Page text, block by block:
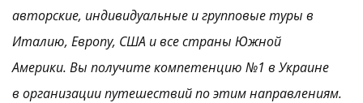
авторские, индивидуальные и групповые туры в
Италию, Европу, США и все страны Южной
Америки. Вы получите компетенцию №1 в Украине
в организации путешествий по этим направлениям.